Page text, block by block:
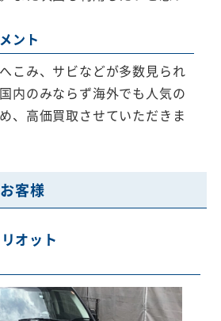
ント
こみ、サビなどが多数見られ
内のみならず海外でも人気の
、高価買取させていただきま
客様
オット